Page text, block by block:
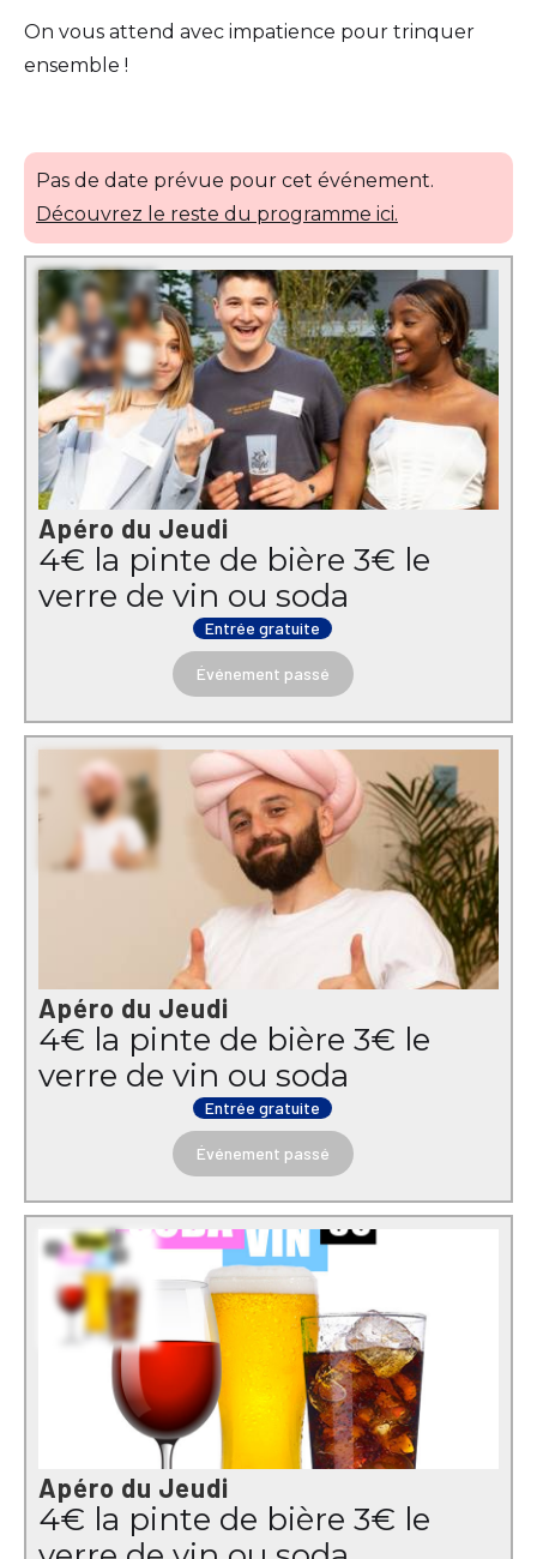
On vous attend avec impatience pour trinquer
ensemble !
Pas de date prévue pour cet événement.
Découvrez le reste du programme ici.
Apéro du Jeudi
4€ la pinte de bière 3€ le
verre de vin ou soda
Entrée gratuite
Événement passé
Apéro du Jeudi
4€ la pinte de bière 3€ le
verre de vin ou soda
Entrée gratuite
Événement passé
Apéro du Jeudi
4€ la pinte de bière 3€ le